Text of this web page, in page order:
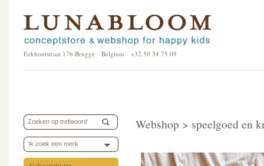
Eekhoutstraat 17b Brugge Belgium +32 50 34 75 09
Ik zoek een merk
Webshop > speelgoed en